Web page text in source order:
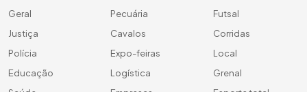
Geral
Justiça
Polícia
Educação
Pecuária
Cavalos
Expo-feiras
Logística
Futsal
Corridas
Local
Grenal